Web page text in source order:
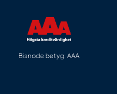
Bisnode betyg: AAA